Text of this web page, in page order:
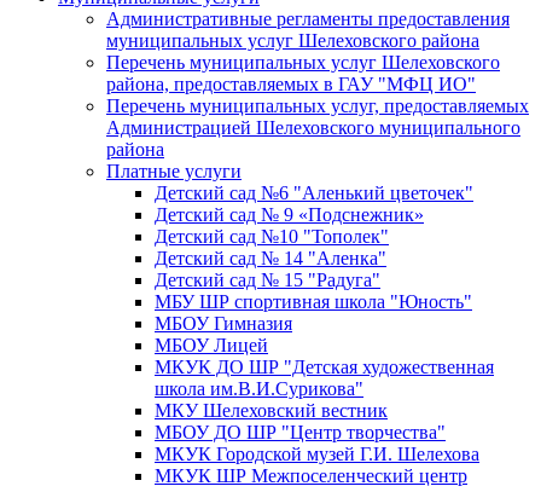
Административные регламенты предоставления
муниципальных услуг Шелеховского района
Перечень муниципальных услуг Шелеховского
района, предоставляемых в ГАУ "МФЦ ИО"
Перечень муниципальных услуг, предоставляемых
Администрацией Шелеховского муниципального
района
Платные услуги
Детский сад №6 "Аленький цветочек"
Детский сад № 9 «Подснежник»
Детский сад №10 "Тополек"
Детский сад № 14 "Аленка"
Детский сад № 15 "Радуга"
МБУ ШР спортивная школа "Юность"
МБОУ Гимназия
МБОУ Лицей
МКУК ДО ШР "Детская художественная
школа им.В.И.Сурикова"
МКУ Шелеховский вестник
МБОУ ДО ШР "Центр творчества"
МКУК Городской музей Г.И. Шелехова
МКУК ШР Межпоселенческий центр